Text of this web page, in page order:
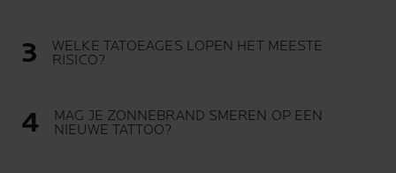
WELKE TATOEAGES LOPEN HET MEESTE
RISICO?
MAG JE ZONNEBRAND SMEREN OP EEN
NIEUWE TATTOO?